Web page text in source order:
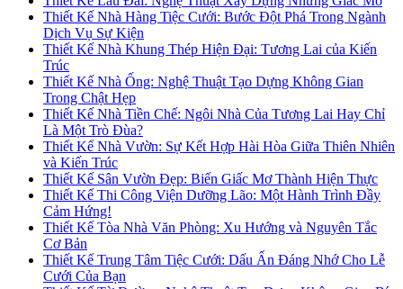
Thiết Kế Nhà Hàng Tiệc Cưới: Bước Đột Phá Trong Ngành
Dịch Vụ Sự Kiện
Thiết Kế Nhà Khung Thép Hiện Đại: Tương Lai của Kiến
Trúc
Thiết Kế Nhà Ống: Nghệ Thuật Tạo Dựng Không Gian
Trong Chật Hẹp
Thiết Kế Nhà Tiền Chế: Ngôi Nhà Của Tương Lai Hay Chỉ
Là Một Trò Đùa?
Thiết Kế Nhà Vườn: Sự Kết Hợp Hài Hòa Giữa Thiên Nhiên
và Kiến Trúc
Thiết Kế Sân Vườn Đẹp: Biến Giấc Mơ Thành Hiện Thực
Thiết Kế Thi Công Viện Dưỡng Lão: Một Hành Trình Đầy
Cảm Hứng!
Thiết Kế Tòa Nhà Văn Phòng: Xu Hướng và Nguyên Tắc
Cơ Bản
Thiết Kế Trung Tâm Tiệc Cưới: Dấu Ấn Đáng Nhớ Cho Lễ
Cưới Của Bạn